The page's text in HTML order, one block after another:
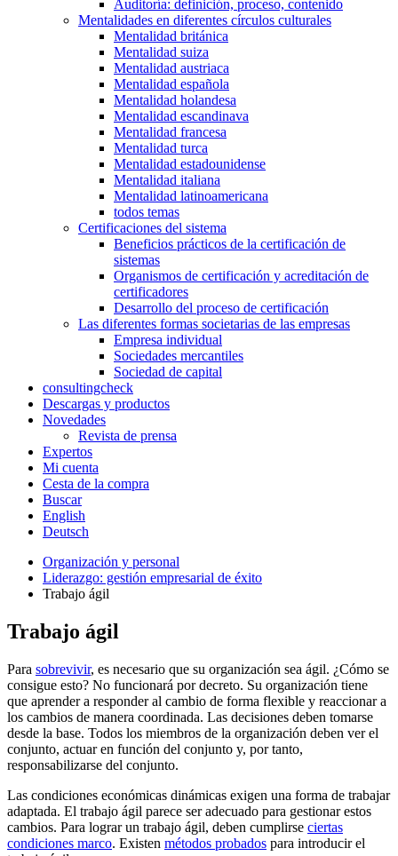
Auditoría: definición, proceso, contenido
Mentalidades en diferentes círculos culturales
Mentalidad británica
Mentalidad suiza
Mentalidad austriaca
Mentalidad española
Mentalidad holandesa
Mentalidad escandinava
Mentalidad francesa
Mentalidad turca
Mentalidad estadounidense
Mentalidad italiana
Mentalidad latinoamericana
todos temas
Certificaciones del sistema
Beneficios prácticos de la certificación de
sistemas
Organismos de certificación y acreditación de
certificadores
Desarrollo del proceso de certificación
Las diferentes formas societarias de las empresas
Empresa individual
Sociedades mercantiles
Sociedad de capital
consultingcheck
Descargas y productos
Novedades
Revista de prensa
Expertos
Mi cuenta
Cesta de la compra
Buscar
English
Deutsch
Organización y personal
Liderazgo: gestión empresarial de éxito
Trabajo ágil
Trabajo ágil
Para sobrevivir, es necesario que su organización sea ágil. ¿Cómo se
consigue esto? No funcionará por decreto. Su organización tiene
que aprender a responder al cambio de forma flexible y reaccionar a
los cambios de manera coordinada. Las decisiones deben tomarse
desde la base. Todos los miembros de la organización deben ver el
conjunto, actuar en función del conjunto y, por tanto,
responsabilizarse del conjunto.
Las condiciones económicas dinámicas exigen una forma de trabajar
adaptada. El trabajo ágil parece ser adecuado para gestionar estos
cambios. Para lograr un trabajo ágil, deben cumplirse ciertas
condiciones marco. Existen métodos probados para introducir el